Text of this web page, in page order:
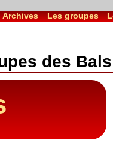
Archives Les groupes
des